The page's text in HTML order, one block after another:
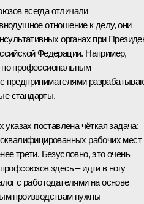
всегда отличали
отношение к делу, они
органах при
Федерации. Например,
профессиональным
предпринимателями
стандарты.
указах поставлена чёткая задача:
рабочих мест
трети. Безусловно, это очень
здесь – идти в ногу
с работодателями на основе
производствам нужны